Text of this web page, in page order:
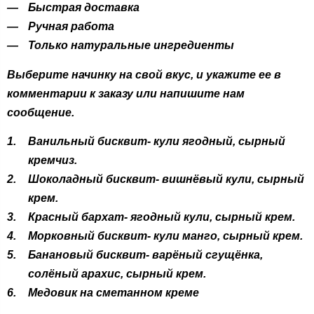
Быстрая доставка
Ручная работа
Только натуральные ингредиенты
Выберите начинку на свой вкус, и укажите ее в
комментарии к заказу или напишите нам
сообщение.
Ванильный бисквит- кули ягодный, сырный
кремчиз.
Шоколадный бисквит- вишнёвый кули, сырный
крем.
Красный бархат- ягодный кули, сырный крем.
Морковный бисквит- кули манго, сырный крем.
Банановый бисквит- варёный сгущёнка,
солёный арахис, сырный крем.
Медовик на сметанном креме